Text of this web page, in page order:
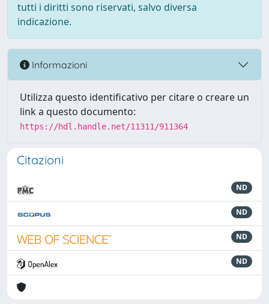
tutti i diritti sono riservati, salvo diversa
indicazione.
Informazioni
Utilizza questo identificativo per citare o creare un
link a questo documento:
https://hdl.handle.net/11311/911364
Citazioni
ND
ND
ND
ND